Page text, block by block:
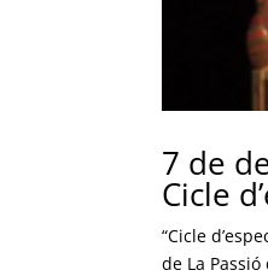
7 de
Cicle
“Cicle
de La